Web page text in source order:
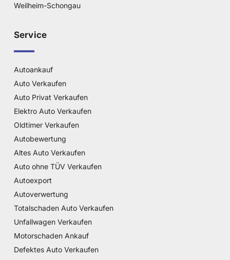
Weilheim-Schongau
Service
Autoankauf
Auto Verkaufen
Auto Privat Verkaufen
Elektro Auto Verkaufen
Oldtimer Verkaufen
Autobewertung
Altes Auto Verkaufen
Auto ohne TÜV Verkaufen
Autoexport
Autoverwertung
Totalschaden Auto Verkaufen
Unfallwagen Verkaufen
Motorschaden Ankauf
Defektes Auto Verkaufen